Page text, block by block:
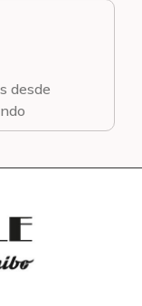
desde